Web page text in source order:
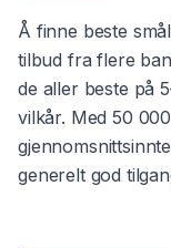
Å finne beste
tilbud fra flere
de aller beste på
vilkår. Med50 000
generelt god